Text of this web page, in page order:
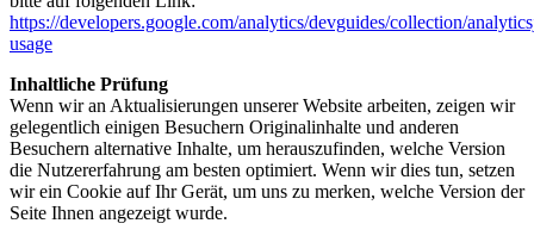
https://developers.google.com/analytics/devguides/collection/
usage
Inhaltliche Prüfung
Wenn wir an Aktualisierungen unserer Website arbeiten, zeigen wir
gelegentlich einigen Besuchern Originalinhalte und anderen
Besuchern alternative Inhalte, um herauszufinden, welche Version
die Nutzererfahrung am besten optimiert. Wenn wir dies tun, setzen
wir ein Cookie auf Ihr Gerät, um uns zu merken, welche Version der
Seite Ihnen angezeigt wurde.